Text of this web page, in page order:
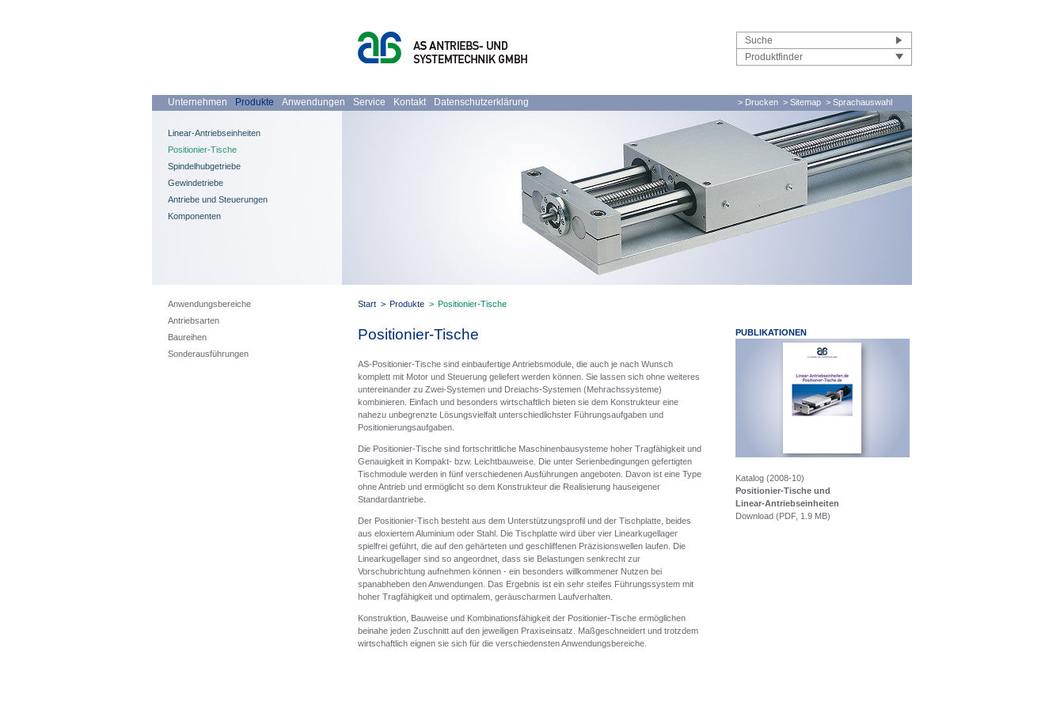
Produktfinder
> Drucken > Sitemap > Sprachauswahl
Unternehmen Produkte Anwendungen Service Kontakt Datenschutzerklärung
Linear-Antriebseinheiten
Positionier-Tische
Spindelhubgetriebe
Gewindetriebe
Antriebe und Steuerungen
Komponenten
Anwendungsbereiche
Antriebsarten
Baureihen
Sonderausführungen
Start > Produkte > Positionier-Tische
Positionier-Tische
AS-Positionier-Tische sind einbaufertige Antriebsmodule, die auch je nach Wunsch
komplett mit Motor und Steuerung geliefert werden können. Sie lassen sich ohne weiteres
untereinander zu Zwei-Systemen und Dreiachs-Systemen (Mehrachssysteme)
kombinieren. Einfach und besonders wirtschaftlich bieten sie dem Konstrukteur eine
nahezu unbegrenzte Lösungsvielfalt unterschiedlichster Führungsaufgaben und
Positionierungsaufgaben.
Die Positionier-Tische sind fortschrittliche Maschinenbausysteme hoher Tragfähigkeit und
Genauigkeit in Kompakt- bzw. Leichtbauweise. Die unter Serienbedingungen gefertigten
Tischmodule werden in fünf verschiedenen Ausführungen angeboten. Davon ist eine Type
ohne Antrieb und ermöglicht so dem Konstrukteur die Realisierung hauseigener
Standardantriebe.
Der Positionier-Tisch besteht aus dem Unterstützungsprofil und der Tischplatte, beides
aus eloxiertem Aluminium oder Stahl. Die Tischplatte wird über vier Linearkugellager
spielfrei geführt, die auf den gehärteten und geschliffenen Präzisionswellen laufen. Die
Linearkugellager sind so angeordnet, dass sie Belastungen senkrecht zur
Vorschubrichtung aufnehmen können - ein besonders willkommener Nutzen bei
spanabheben den Anwendungen. Das Ergebnis ist ein sehr steifes Führungssystem mit
hoher Tragfähigkeit und optimalem, geräuscharmen Laufverhalten.
Konstruktion, Bauweise und Kombinationsfähigkeit der Positionier-Tische ermöglichen
beinahe jeden Zuschnitt auf den jeweiligen Praxiseinsatz. Maßgeschneidert und trotzdem
wirtschaftlich eignen sie sich für die verschiedensten Anwendungsbereiche.
PUBLIKATIONEN
Katalog (2008-10)
Positionier-Tische und
Linear-Antriebseinheiten
Download (PDF, 1.9 MB)